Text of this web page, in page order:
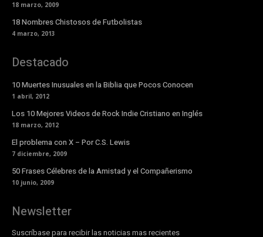
18 marzo, 2009
18 Nombres Chistosos de Futbolistas
4 marzo, 2013
Destacado
10 Muertes Inusuales en la Biblia que Pocos Conocen
1 abril, 2012
Los 10 Mejores Videos de Rock Indie Cristiano en Inglés
18 marzo, 2012
El problema con X – Por C.S. Lewis
7 diciembre, 2009
50 Frases Célebres de la Amistad y el Compañerismo
10 junio, 2009
Newsletter
Suscríbase para recibir las noticias mas recientes